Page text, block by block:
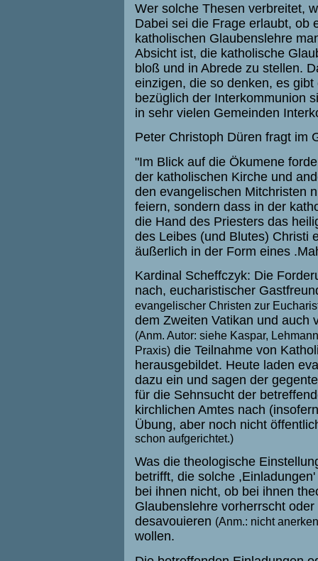
Wer solche Thesen verbreitet,
Dabei sei die Frage erlaubt, ob
katholischen Glaubenslehre
Absicht ist, die katholische
bloß und in Abrede zu stellen.
einzigen, die so denken, es
bezüglich der Interkommunion
in sehr vielen Gemeinden
Peter Christoph Düren fragt im
"Im Blick auf die Ökumene
der katholischen Kirche und
den evangelischen Mitchristen
feiern, sondern dass in der
die Hand des Priesters das
des Leibes (und Blutes) Christi
äußerlich in der Form eines
Kardinal Scheffczyk: Die
nach, eucharistischer
evangelischer Christen zur
dem Zweiten Vatikan und auch
(Anm. Autor: siehe Kaspar,
Praxis) die Teilnahme von
herausgebildet. Heute laden
dazu ein und sagen der
für die Sehnsucht der
kirchlichen Amtes nach
Übung, aber noch nicht
schon aufgerichtet.)
Was die theologische
betrifft, die solche
bei ihnen nicht, ob bei ihnen
Glaubenslehre vorherrscht
desavouieren (Anm.: nicht
wollen.